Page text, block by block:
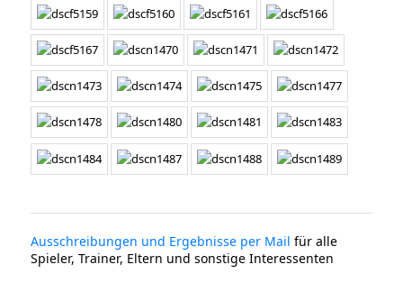
Ausschreibungen und Ergebnisse per Mail für alle
Spieler, Trainer, Eltern und sonstige Interessenten